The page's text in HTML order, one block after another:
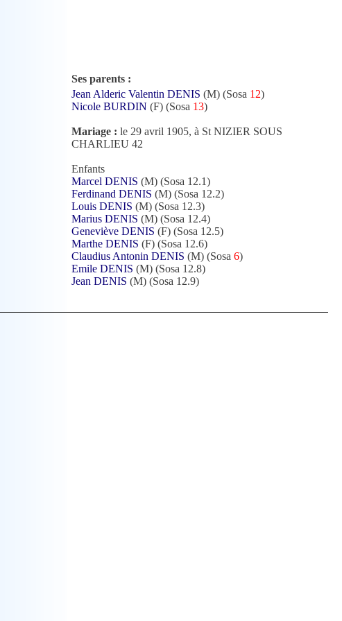
Ses parents :
Jean Alderic Valentin DENIS (M) (Sosa 12)
Nicole BURDIN (F) (Sosa 13)
Mariage : le 29 avril 1905, à St NIZIER SOUS
CHARLIEU 42
Enfants
Marcel DENIS (M) (Sosa 12.1)
Ferdinand DENIS (M) (Sosa 12.2)
Louis DENIS (M) (Sosa 12.3)
Marius DENIS (M) (Sosa 12.4)
Geneviève DENIS (F) (Sosa 12.5)
Marthe DENIS (F) (Sosa 12.6)
Claudius Antonin DENIS (M) (Sosa 6)
Emile DENIS (M) (Sosa 12.8)
Jean DENIS (M) (Sosa 12.9)